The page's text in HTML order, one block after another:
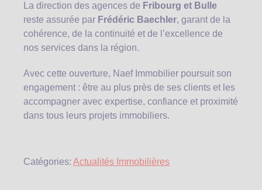
La direction des agences de Fribourg et Bulle
reste assurée par Frédéric Baechler, garant de la
cohérence, de la continuité et de l’excellence de
nos services dans la région.
Avec cette ouverture, Naef Immobilier poursuit son
engagement : être au plus près de ses clients et les
accompagner avec expertise, confiance et proximité
dans tous leurs projets immobiliers.
Catégories: Actualités Immobilières